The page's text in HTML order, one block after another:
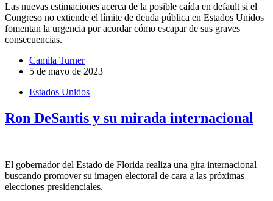
Las nuevas estimaciones acerca de la posible caída en default si el
Congreso no extiende el límite de deuda pública en Estados Unidos
fomentan la urgencia por acordar cómo escapar de sus graves
consecuencias.
Camila Turner
5 de mayo de 2023
Estados Unidos
Ron DeSantis y su mirada internacional
El gobernador del Estado de Florida realiza una gira internacional
buscando promover su imagen electoral de cara a las próximas
elecciones presidenciales.